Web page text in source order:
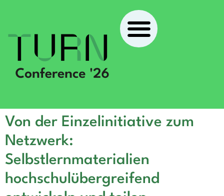
Von der Einzelinitiative zum
Netzwerk:
Selbstlernmaterialien
hochschulübergreifend